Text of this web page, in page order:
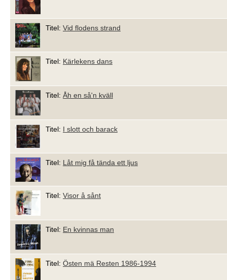
Titel: Vid flodens strand
Titel: Kärlekens dans
Titel: Åh en så'n kväll
Titel: I slott och barack
Titel: Låt mig få tända ett ljus
Titel: Visor å sånt
Titel: En kvinnas man
Titel: Östen mä Resten 1986-1994